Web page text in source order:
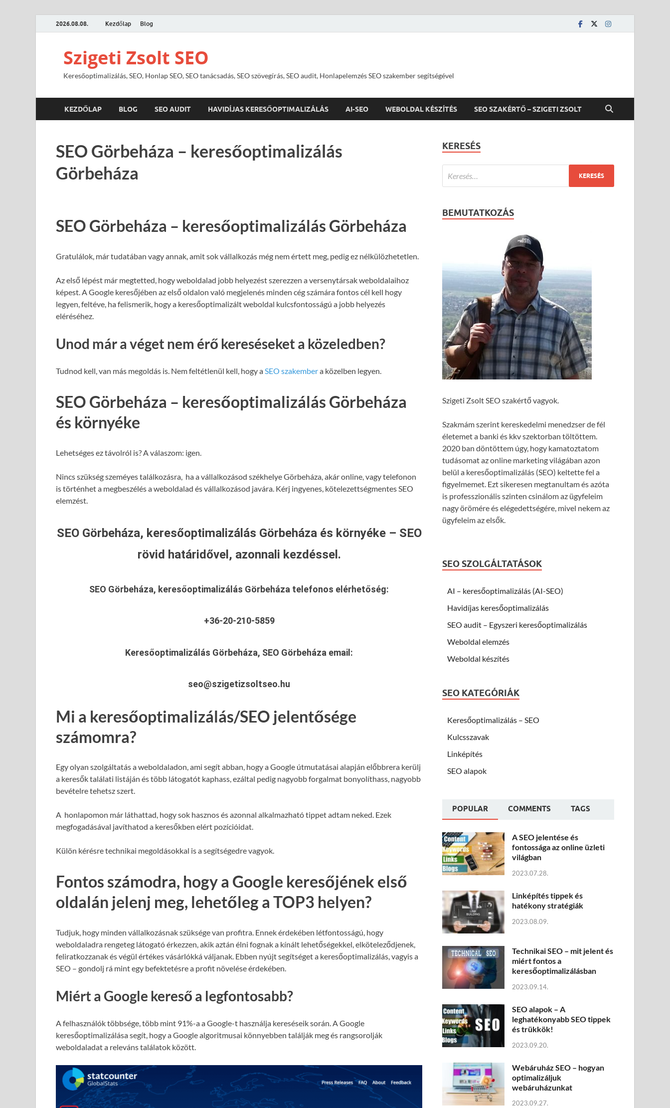
2026.08.08. Kezdőlap Blog
Szigeti Zsolt SEO
Keresőoptimalizálás, SEO, Honlap SEO, SEO tanácsadás, SEO szövegírás, SEO audit, Honlapelemzés SEO szakember segítségével
KEZDŐLAP BLOG SEO AUDIT HAVIDÍJAS KERESŐOPTIMALIZÁLÁS AI-SEO WEBOLDAL KÉSZÍTÉS SEO SZAKÉRTŐ – SZIGETI ZSOLT
SEO Görbeháza – keresőoptimalizálás
Görbeháza
SEO Görbeháza – keresőoptimalizálás Görbeháza
Gratulálok, már tudatában vagy annak, amit sok vállalkozás még nem értett meg, pedig ez nélkülözhetetlen.
Az első lépést már megtetted, hogy weboldalad jobb helyezést szerezzen a versenytársak weboldalaihoz
képest. A Google keresőjében az első oldalon való megjelenés minden cég számára fontos cél kell hogy
legyen, feltéve, ha felismerik, hogy a keresőoptimalizált weboldal kulcsfontosságú a jobb helyezés
eléréséhez.
Unod már a véget nem érő kereséseket a közeledben?
Tudnod kell, van más megoldás is. Nem feltétlenül kell, hogy aSEO szakembera közelben legyen.
SEO Görbeháza – keresőoptimalizálás Görbeháza
és környéke
Lehetséges ez távolról is? A válaszom: igen.
Nincs szükség szeméyes találkozásra, ha a vállalkozásod székhelye Görbeháza, akár online, vagy telefonon
is történhet a megbeszélés a weboldalad és vállalkozásod javára. Kérj ingyenes, kötelezettségmentes SEO
elemzést.
SEO Görbeháza, keresőoptimalizálás Görbeháza és környéke – SEO
rövid határidővel, azonnali kezdéssel.
SEO Görbeháza, keresőoptimalizálás Görbeháza telefonos elérhetőség:
+36-20-210-5859
Keresőoptimalizálás Görbeháza, SEO Görbeháza email:
seo@szigetizsoltseo.hu
Mi a keresőoptimalizálás/SEO jelentősége
számomra?
Egy olyan szolgáltatás a weboldaladon, ami segít abban, hogy a Google útmutatásai alapján előbbrera kerülj
a keresők találati listáján és több látogatót kaphass, ezáltal pedig nagyobb forgalmat bonyolíthass, nagyobb
bevételre tehetsz szert.
A honlapomon már láthattad, hogy sok hasznos és azonnal alkalmazható tippet adtam neked. Ezek
megfogadásával javíthatod a keresőkben elért pozícióidat.
Külön kérésre technikai megoldásokkal is a segítségedre vagyok.
Fontos számodra, hogy a Google keresőjének első
oldalán jelenj meg, lehetőleg a TOP3 helyen?
Tudjuk, hogy minden vállalkozásnak szüksége van profitra. Ennek érdekében létfontosságú, hogy
weboldaladra rengeteg látogató érkezzen, akik aztán élni fognak a kínált lehetőségekkel, elköteleződjenek,
feliratkozzanak és végül értékes vásárlókká váljanak. Ebben nyújt segítséget a keresőoptimalizálás, vagyis a
SEO – gondolj rá mint egy befektetésre a profit növelése érdekében.
Miért a Google kereső a legfontosabb?
A felhasználók többsége, több mint 91%-a a Google-t használja kereséseik során. A Google
keresőoptimalizálása segít, hogy a Google algoritmusai könnyebben találják meg és rangsorolják
weboldaladat a releváns találatok között.
KERESÉS
BEMUTATKOZÁS
Szigeti Zsolt SEO szakértő vagyok.
Szakmám szerint kereskedelmi menedzser de fél
életemet a banki és kkv szektorban töltöttem.
2020 ban döntöttem úgy, hogy kamatoztatom
tudásomat az online marketing világában azon
belül a keresőoptimalizálás (SEO) keltette fel a
figyelmemet. Ezt sikeresen megtanultam és azóta
is professzionális szinten csinálom az ügyfeleim
nagy örömére és elégedettségére, mivel nekem az
ügyfeleim az elsők.
SEO SZOLGÁLTATÁSOK
AI – keresőoptimalizálás (AI-SEO)
Havidíjas keresőoptimalizálás
SEO audit – Egyszeri keresőoptimalizálás
Weboldal elemzés
Weboldal készítés
SEO KATEGÓRIÁK
Keresőoptimalizálás – SEO
Kulcsszavak
Linképítés
SEO alapok
POPULAR COMMENTS TAGS
A SEO jelentése és
fontossága az online üzleti
világban
2023.07.28.
Linképítés tippek és
hatékony stratégiák
2023.08.09.
Technikai SEO – mit jelent és
miért fontos a
keresőoptimalizálásban
2023.09.14.
SEO alapok – A
leghatékonyabb SEO tippek
és trükkök!
2023.09.20.
Webáruház SEO – hogyan
optimalizáljuk
webáruházunkat
2023.09.27.